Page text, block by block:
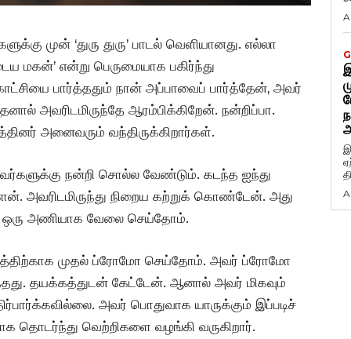
முன் ‘துரு துரு’ பாடல் வெளியானது. எல்லா
மகன்’ என்று பெருமையாக பகிர்ந்து
பார்த்ததும் நான் அப்பாவைப் பார்த்தேன், அவர்
அவரிடமிருந்தே ஆரம்பிக்கிறேன். நன்றிப்பா.
அனைவரும் வந்திருக்கிறார்கள்.
நன்றி சொல்ல வேண்டும். கடந்த ஐந்து
நிறைய கற்றுக் கொண்டேன். அது
ஒரு அணியாக வேலை செய்தோம்.
முதல் ப்ரோமோ செய்தோம். அவர் ப்ரோமோ
தயக்கத்துடன் கேட்டேன். ஆனால் அவர் மிகவும்
அவர் பொதுவாக யாருக்கும் இப்படிச்
தொடர்ந்து வெற்றிகளை வழங்கி வருகிறார்.